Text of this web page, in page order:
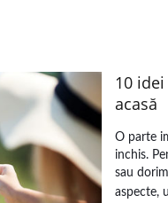
10
acasă
O parte
inchis.
sau
aspecte,